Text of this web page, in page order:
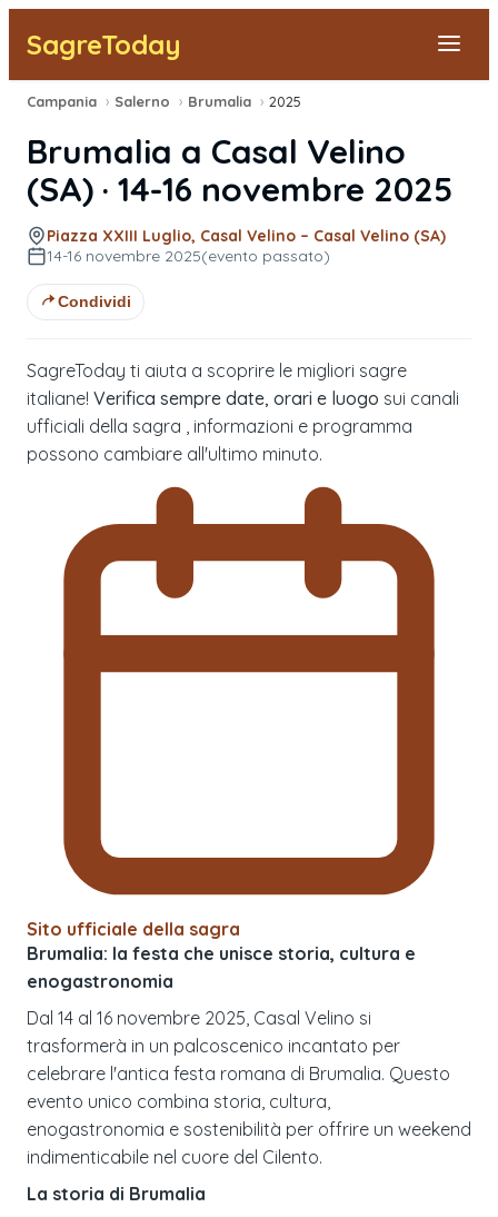
SagreToday
Segnala una sagra
Tutte le Sagre
Vicino a Me
Campania › Salerno › Brumalia › 2025
Brumalia a Casal Velino
(SA) · 14-16 novembre 2025
Piazza XXIII Luglio, Casal Velino – Casal Velino (SA)
14-16 novembre 2025(evento passato)
Condividi
SagreToday ti aiuta a scoprire le migliori sagre
italiane! Verifica sempre date, orari e luogo sui canali
ufficiali della sagra , informazioni e programma
possono cambiare all'ultimo minuto.
Sito ufficiale della sagra
Brumalia: la festa che unisce storia, cultura e
enogastronomia
Dal 14 al 16 novembre 2025, Casal Velino si
trasformerà in un palcoscenico incantato per
celebrare l'antica festa romana di Brumalia. Questo
evento unico combina storia, cultura,
enogastronomia e sostenibilità per offrire un weekend
indimenticabile nel cuore del Cilento.
La storia di Brumalia